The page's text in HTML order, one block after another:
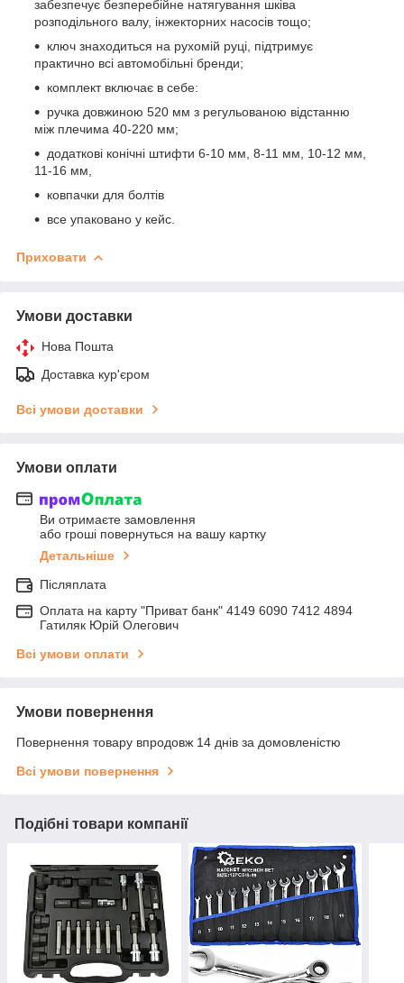
забезпечує безперебійне натягування шківа
розподільного валу, інжекторних насосів тощо;
ключ знаходиться на рухомій руці, підтримує
практично всі автомобільні бренди;
комплект включає в себе:
ручка довжиною 520 мм з регульованою відстанню
між плечима 40-220 мм;
додаткові конічні штифти 6-10 мм, 8-11 мм, 10-12 мм,
11-16 мм,
ковпачки для болтів
все упаковано у кейс.
Приховати
Умови доставки
Нова Пошта
Доставка кур'єром
Всі умови доставки
Умови оплати
Ви отримаєте замовлення
або гроші повернуться на вашу картку
Детальніше
Післяплата
Оплата на карту "Приват банк" 4149 6090 7412 4894
Гатиляк Юрій Олегович
Всі умови оплати
Умови повернення
Повернення товару впродовж 14 днів за домовленістю
Всі умови повернення
Подібні товари компанії